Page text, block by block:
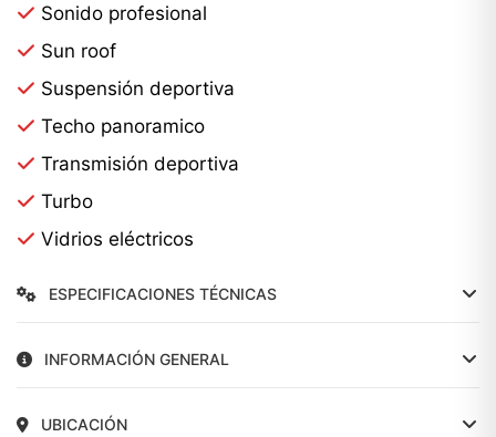
Sonido profesional
Sun roof
Suspensión deportiva
Techo panoramico
Transmisión deportiva
Turbo
Vidrios eléctricos
ESPECIFICACIONES TÉCNICAS
INFORMACIÓN GENERAL
UBICACIÓN